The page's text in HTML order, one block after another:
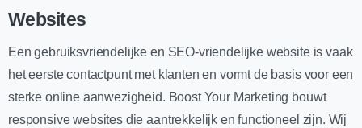
Websites
Een gebruiksvriendelijke en SEO-vriendelijke website is vaak
het eerste contactpunt met klanten en vormt de basis voor een
sterke online aanwezigheid. Boost Your Marketing bouwt
responsive websites die aantrekkelijk en functioneel zijn. Wij